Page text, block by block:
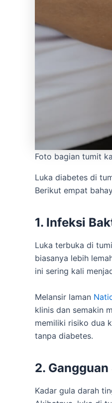
Foto bagian tumit
Luka diabetes di
Berikut empat
1. Infeksi
Luka terbuka di
biasanya lebih
ini sering kali
Melansir laman
klinis dan semakin
memiliki risiko dua
tanpa diabetes.
2.
Kadar gula darah